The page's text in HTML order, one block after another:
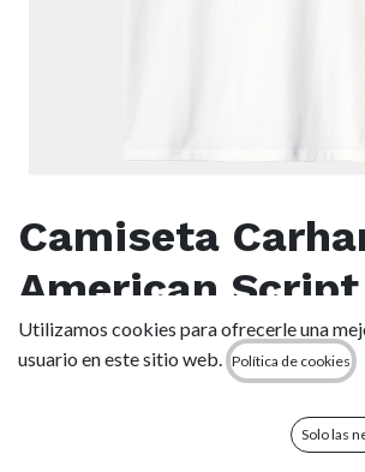
Camiseta
American
White
La S/S American Script T-Shirt está
de algodón orgánico. Presenta nuestro
Utilizamos cookies para ofrecerle una
usuario en este sitio web.
Política de cookies
Solo las